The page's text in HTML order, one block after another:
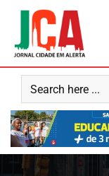
content